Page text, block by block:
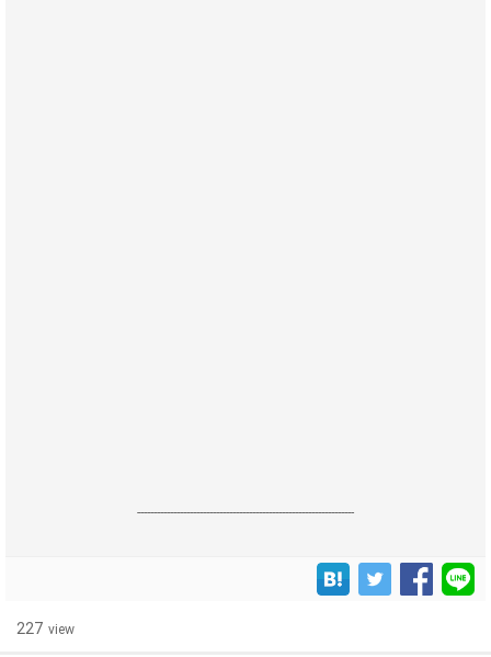
------------------------------------------------------------------
227 view